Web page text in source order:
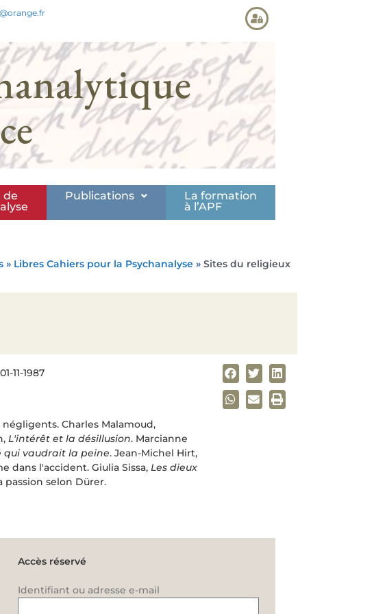
de
Publications
La formation
à l’APF
» Libres Cahiers pour la Psychanalyse » Sites du religieux
11-1987
Charles Malamoud,
L'intérêt et la désillusion. Marcianne
qui vaudrait la peine. Jean-Michel Hirt,
dans l'accident. Giulia Sissa, Les dieux
passion selon Dürer.
Accès réservé
Identifiant ou adresse e-mail